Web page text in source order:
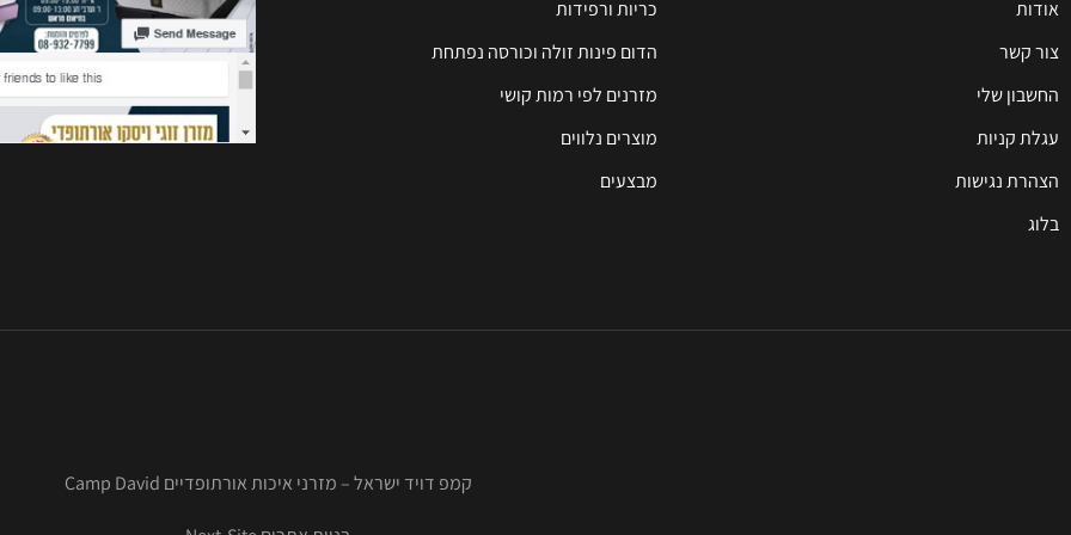
אודות
צור קשר
החשבון שלי
עגלת קניות
הצהרת נגישות
בלוג
כריות ורפידות
הדום פינות זולה וכורסה נפתחת
מזרנים לפי רמות קושי
מוצרים נלווים
מבצעים
קמפ דויד ישראל – מזרני איכות אורתופדיים Camp David